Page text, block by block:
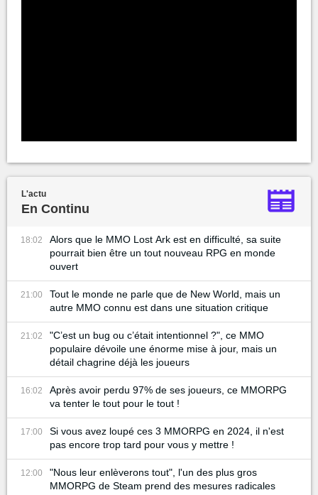
L'actu
En Continu
18:02
Alors que le MMO Lost Ark est en difficulté, sa suite
pourrait bien être un tout nouveau RPG en monde
ouvert
21:00
Tout le monde ne parle que de New World, mais un
autre MMO connu est dans une situation critique
21:02
"C’est un bug ou c’était intentionnel ?", ce MMO
populaire dévoile une énorme mise à jour, mais un
détail chagrine déjà les joueurs
16:02
Après avoir perdu 97% de ses joueurs, ce MMORPG
va tenter le tout pour le tout !
17:00
Si vous avez loupé ces 3 MMORPG en 2024, il n'est
pas encore trop tard pour vous y mettre !
12:00
"Nous leur enlèverons tout", l'un des plus gros
MMORPG de Steam prend des mesures radicales